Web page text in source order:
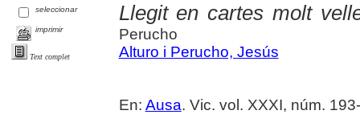
seleccionar
imprimir
Text complet
Llegit en cartes molt
Perucho
Alturo i Perucho, Jesús
En: Ausa. Vic. vol. XXXI, núm.